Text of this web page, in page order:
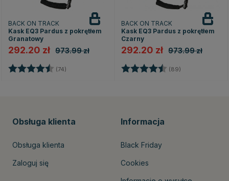
BACK ON TRACK
Kask EQ3 Pardus z pokrętłem
Granatowy
292.20 zł 973.99 zł
Ocena: (74)
BACK ON TRACK
Kask EQ3 Pardus z pokrętłem
Czarny
292.20 zł 973.99 zł
Ocena: (89)
Obsługa klienta
Obsługa klienta
Zaloguj się
Informacja
Black Friday
Cookies